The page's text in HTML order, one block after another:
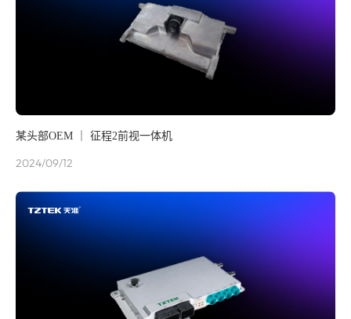
某头部OEM ｜ 征程2前视一体机
2024/09/12